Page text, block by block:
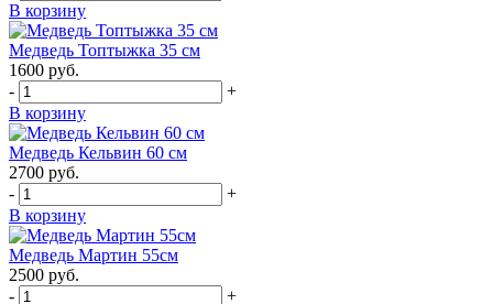
В корзину
Медведь Топтыжка 35 см
1600 руб.
-
+
В корзину
Медведь Кельвин 60 см
2700 руб.
-
+
В корзину
Медведь Мартин 55см
2500 руб.
-
+